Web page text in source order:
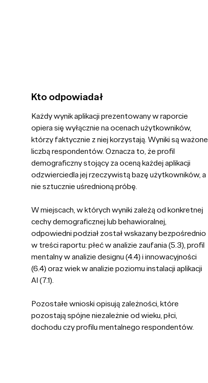
Kto odpowiadał
Każdy wynik aplikacji prezentowany w raporcie
opiera się wyłącznie na ocenach użytkowników,
którzy faktycznie z niej korzystają. Wyniki są ważone
liczbą respondentów. Oznacza to, że profil
demograficzny stojący za oceną każdej aplikacji
odzwierciedla jej rzeczywistą bazę użytkowników, a
nie sztucznie uśrednioną próbę.
W miejscach, w których wyniki zależą od konkretnej
cechy demograficznej lub behawioralnej,
odpowiedni podział został wskazany bezpośrednio
w treści raportu: płeć w analizie zaufania (5.3), profil
mentalny w analizie designu (4.4) i innowacyjności
(6.4) oraz wiek w analizie poziomu instalacji aplikacji
AI (7.1).
Pozostałe wnioski opisują zależności, które
pozostają spójne niezależnie od wieku, płci,
dochodu czy profilu mentalnego respondentów.